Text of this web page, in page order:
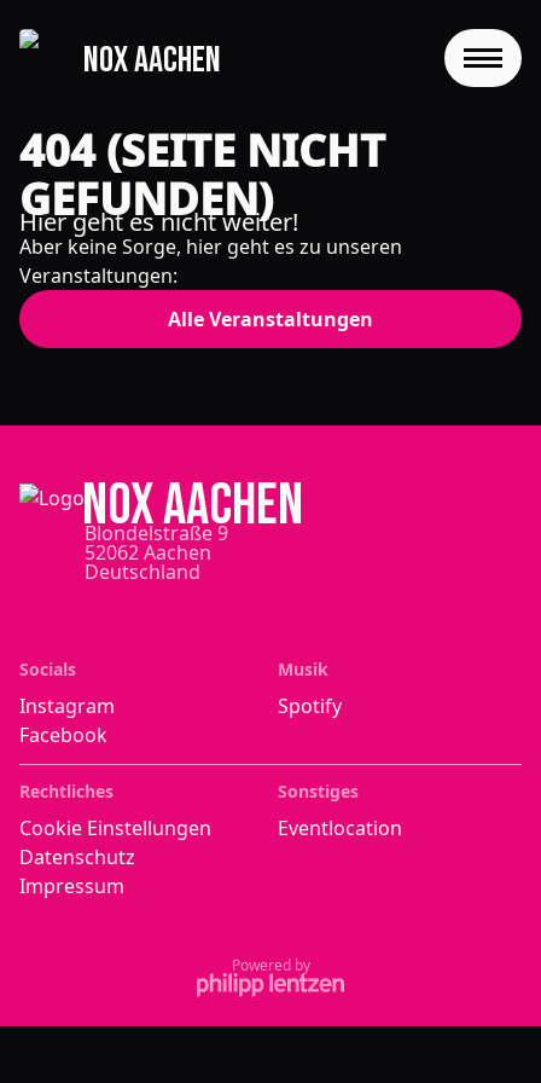
NOX Aachen
START
EVENTS
FOTOS
EVENTLOCATION
JOBS
404 (SEITE NICHT
GEFUNDEN)
Hier geht es nicht weiter!
Aber keine Sorge, hier geht es zu unseren
Veranstaltungen:
Alle Veranstaltungen
NOX Aachen
Blondelstraße 9
52062 Aachen
Deutschland
Socials
Instagram
Facebook
Musik
Spotify
Rechtliches
Cookie Einstellungen
Datenschutz
Impressum
Sonstiges
Eventlocation
Powered by